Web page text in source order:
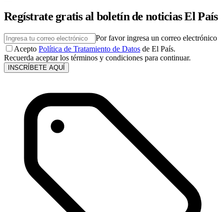
Regístrate gratis al boletín de noticias El País
Por favor ingresa un correo electrónico
Acepto Política de Tratamiento de Datos de El País.
Recuerda aceptar los términos y condiciones para continuar.
INSCRÍBETE AQUÍ